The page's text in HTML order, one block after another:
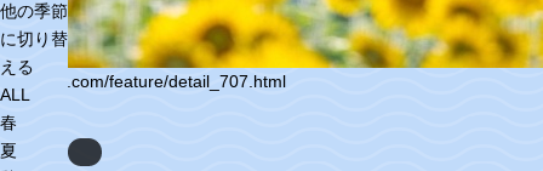
他の季節
に切り替
える
ALL
春
夏
e.com/feature/detail_707.html
Next